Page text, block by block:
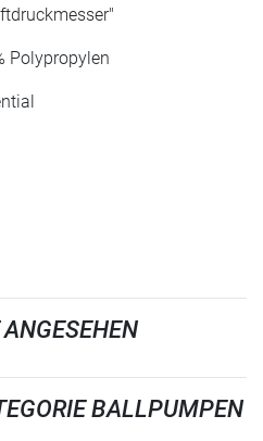
Polypropylen
BALLPUMPEN